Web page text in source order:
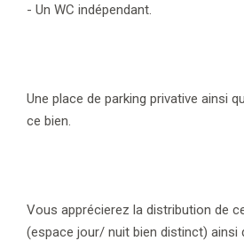
- Un WC indépendant.
Une place de parking privative ainsi
ce bien.
Vous apprécierez la distribution de
(espace jour/ nuit bien distinct) ainsi